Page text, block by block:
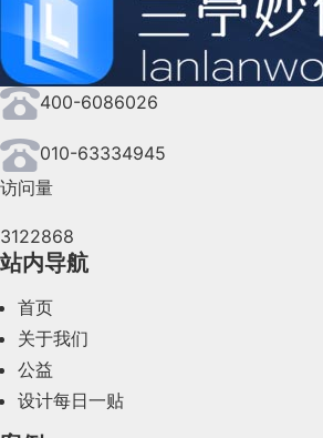
2024年9月(144)
2024年8月(164)
2024年7月(107)
2024年6月(63)
2024年4月(44)
2024年2月(58)
400-6086026
010-63334945
访问量
3122868
站内导航
首页
关于我们
公益
设计每日一贴